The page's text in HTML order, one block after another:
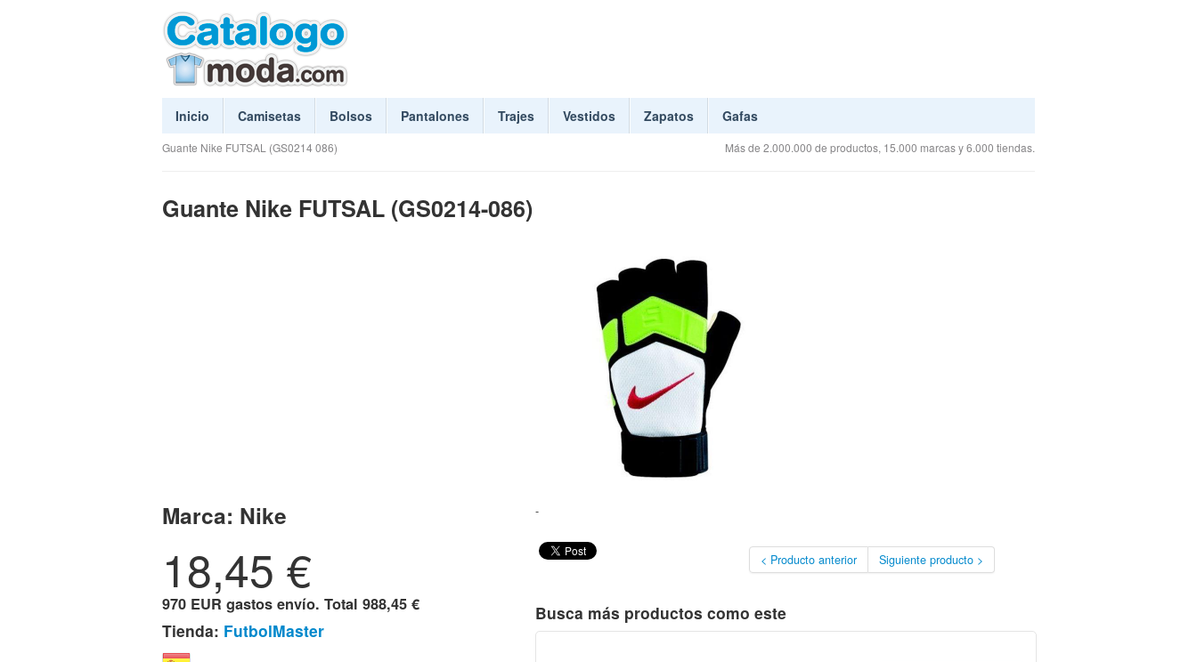
Inicio Camisetas Bolsos Pantalones Trajes Vestidos Zapatos Gafas
Guante Nike FUTSAL (GS0214 086) Más de 2.000.000 de productos, 15.000 marcas y 6.000 tiendas.
Guante Nike FUTSAL (GS0214-086)
Marca: Nike
18,45 €
970 EUR gastos envío. Total 988,45 €
Tienda: FutbolMaster
-
< Producto anterior Siguiente producto >
Busca más productos como este